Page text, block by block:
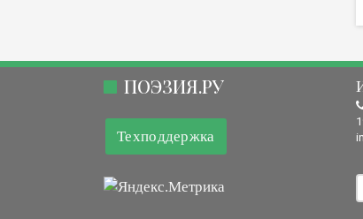
ПОЭЗИЯ.РУ
Техподдержка